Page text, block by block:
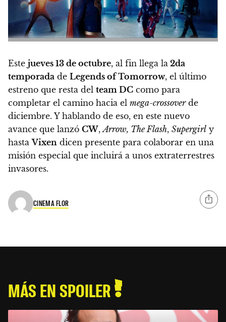
Este jueves 13 de octubre, al fin llega la 2da
temporada de Legends of Tomorrow, el último
estreno que resta del team DC como para
completar el camino hacia el mega-crossoverde
diciembre. Y hablando de eso, en este nuevo
avance que lanzó CW,Arrow, The Flash, Supergirl y
hastaVixen dicen presente para colaborar en una
misión especial que incluirá a unos extraterrestres
invasores.
CINEMA FLOR
MÁS EN SPOILER